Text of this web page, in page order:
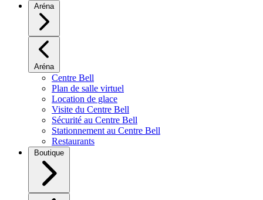
Aréna
Aréna
Centre Bell
Plan de salle virtuel
Location de glace
Visite du Centre Bell
Sécurité au Centre Bell
Stationnement au Centre Bell
Restaurants
Boutique